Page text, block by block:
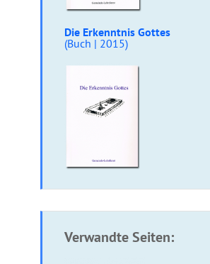
Die Erkenntnis Gottes
(Buch | 2015)
Verwandte Seiten: